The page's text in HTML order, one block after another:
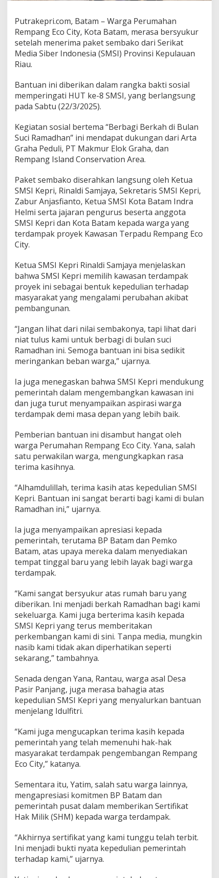
a
l
u
r
k
B
a
n
t
a
n
S
e
m
a
k
o
p
a
d
a
r
g
a
R
e
n
g
E
c
i
t
y
Putrakepri.com, Batam – Warga Perumahan
Rempang Eco City, Kota Batam, merasa bersyukur
setelah menerima paket sembako dari Serikat
Media Siber Indonesia (SMSI) Provinsi Kepulauan
Riau.
Bantuan ini diberikan dalam rangka bakti sosial
memperingati HUT ke-8 SMSI, yang berlangsung
pada Sabtu (22/3/2025).
Kegiatan sosial bertema “Berbagi Berkah di Bulan
Suci Ramadhan” ini mendapat dukungan dari Arta
Graha Peduli, PT Makmur Elok Graha, dan
Rempang Island Conservation Area.
Paket sembako diserahkan langsung oleh Ketua
SMSI Kepri, Rinaldi Samjaya, Sekretaris SMSI Kepri,
Zabur Anjasfianto, Ketua SMSI Kota Batam Indra
Helmi serta jajaran pengurus beserta anggota
SMSI Kepri dan Kota Batam kepada warga yang
terdampak proyek Kawasan Terpadu Rempang Eco
City.
Ketua SMSI Kepri Rinaldi Samjaya menjelaskan
bahwa SMSI Kepri memilih kawasan terdampak
proyek ini sebagai bentuk kepedulian terhadap
masyarakat yang mengalami perubahan akibat
pembangunan.
“Jangan lihat dari nilai sembakonya, tapi lihat dari
niat tulus kami untuk berbagi di bulan suci
Ramadhan ini. Semoga bantuan ini bisa sedikit
meringankan beban warga,” ujarnya.
Ia juga menegaskan bahwa SMSI Kepri mendukung
pemerintah dalam mengembangkan kawasan ini
dan juga turut menyampaikan aspirasi warga
terdampak demi masa depan yang lebih baik.
Pemberian bantuan ini disambut hangat oleh
warga Perumahan Rempang Eco City. Yana, salah
satu perwakilan warga, mengungkapkan rasa
terima kasihnya.
“Alhamdulillah, terima kasih atas kepedulian SMSI
Kepri. Bantuan ini sangat berarti bagi kami di bulan
Ramadhan ini,” ujarnya.
Ia juga menyampaikan apresiasi kepada
pemerintah, terutama BP Batam dan Pemko
Batam, atas upaya mereka dalam menyediakan
tempat tinggal baru yang lebih layak bagi warga
terdampak.
“Kami sangat bersyukur atas rumah baru yang
diberikan. Ini menjadi berkah Ramadhan bagi kami
sekeluarga. Kami juga berterima kasih kepada
SMSI Kepri yang terus memberitakan
perkembangan kami di sini. Tanpa media, mungkin
nasib kami tidak akan diperhatikan seperti
sekarang,” tambahnya.
Senada dengan Yana, Rantau, warga asal Desa
Pasir Panjang, juga merasa bahagia atas
kepedulian SMSI Kepri yang menyalurkan bantuan
menjelang Idulfitri.
“Kami juga mengucapkan terima kasih kepada
pemerintah yang telah memenuhi hak-hak
masyarakat terdampak pengembangan Rempang
Eco City,” katanya.
Sementara itu, Yatim, salah satu warga lainnya,
mengapresiasi komitmen BP Batam dan
pemerintah pusat dalam memberikan Sertifikat
Hak Milik (SHM) kepada warga terdampak.
“Akhirnya sertifikat yang kami tunggu telah terbit.
Ini menjadi bukti nyata kepedulian pemerintah
terhadap kami,” ujarnya.